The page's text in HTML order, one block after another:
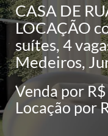
CASA DE
LOCAÇÃO
suítes, 4
Medeiros,
Venda por
Locação por